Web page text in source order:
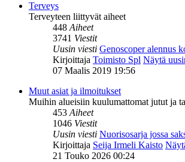
Terveys
Terveyteen liittyvät aiheet
448Aiheet
3741 Viestit
Uusin viesti Genoscoper alennus
Kirjoittaja Toimisto Spl Näytä
07 Maalis 2019 19:56
Muut asiat ja ilmoitukset
Muihin alueisiin kuulumattomat jutut ja
453Aiheet
1046 Viestit
Uusin viesti Nuorisosarja jossa
Kirjoittaja Seija Irmeli Kaisto
21 Touko 2026 00:24